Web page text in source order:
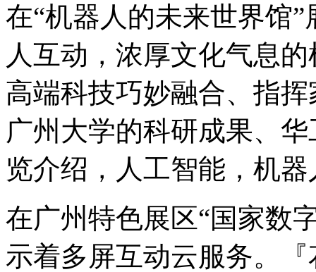
在“机器人的未来世界馆
人互动，浓厚文化气息
高端科技巧妙融合、指
广州大学的科研成果、
览介绍，人工智能，机
在广州特色展区“国家数
示着多屏互动云服务。